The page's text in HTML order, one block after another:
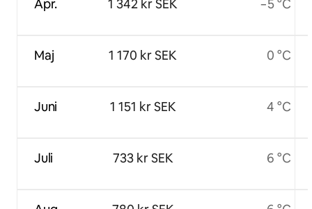
Apr.
Maj
Juni
Juli
1 342 kr SEK
1 170 kr SEK
1 151 kr SEK
733 kr SEK
−5 °C
0 °C
4 °C
6 °C